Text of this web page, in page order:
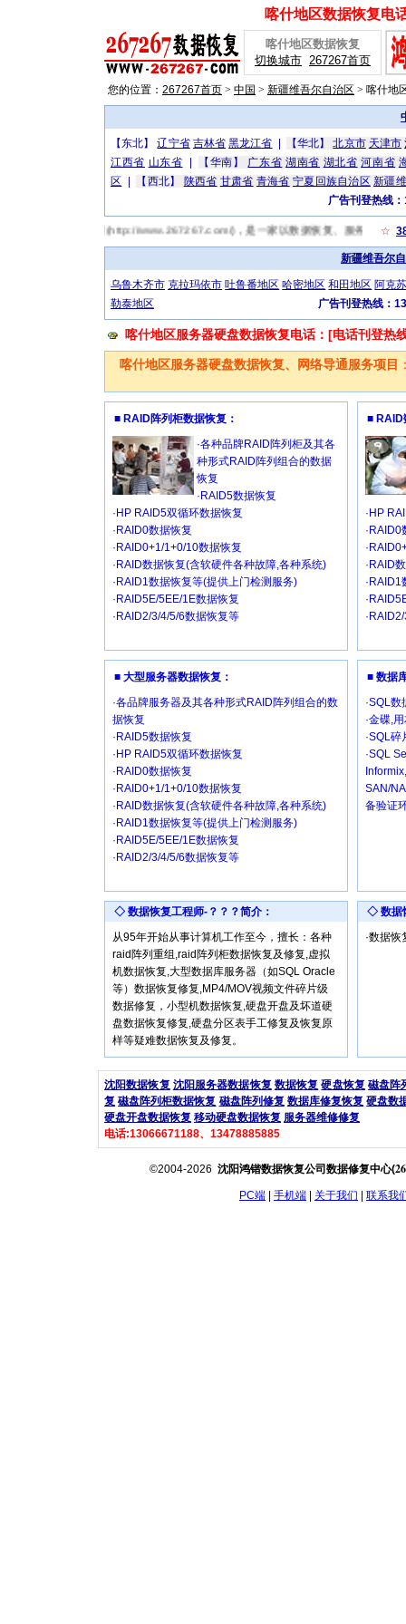
喀什地区数据恢复电
喀什地区数据恢复
切换城市 267267首页
您的位置： 267267首页 > 中国 > 新疆维吾尔自治区 > 喀什地
【东北】辽宁省 吉林省 黑龙江省 【华北】北京市 天津市
江西省 山东省 【华南】 广东省 湖南省 湖北省 河南省
区
【西北】 陕西省 甘肃省 青海省 宁夏回族自治区 新疆
广告刊登热线
什地区数据恢复网(http://www.267267.com/)，是一家以数据恢复、服务器硬盘
☆
新疆维吾尔
乌鲁木齐市 克拉玛依市 吐鲁番地区 哈密地区 和田地区 阿克
勒泰地区
广告刊登热线：
喀什地区服务器硬盘数据恢复电话：[电话刊登热
喀什地区服务器硬盘数据恢复、网络导通服务项目
■ RAID阵列柜数据恢复：
·各种品牌RAID阵列柜及其各
种形式RAID阵列组合的数据
恢复
·RAID5数据恢复
·HP RAID5双循环数据恢复
·RAID0数据恢复
·RAID0+1/1+0/10数据恢复
·RAID数据恢复(含软硬件各种故障,各种系统)
·RAID1数据恢复等(提供上门检测服务)
·RAID5E/5EE/1E数据恢复
·RAID2/3/4/5/6数据恢复等
■ RAID
·HP
·RAID0
·RAID
■ 大型服务器数据恢复：
·各品牌服务器及其各种形式RAID阵列组合的数
据恢复
·RAID5数据恢复
·HP RAID5双循环数据恢复
·RAID0数据恢复
·RAID0+1/1+0/10数据恢复
·RAID数据恢复(含软硬件各种故障,各种系统)
·RAID1数据恢复等(提供上门检测服务)
·RAID5E/5EE/1E数据恢复
·RAID2/3/4/5/6数据恢复等
■ 数据
·SQL
·金碟,
·SQL
·SQL
SAN/
备验证
◇ 数据恢复工程师-？？？简介：
从95年开始从事计算机工作至今，擅长：各种
raid阵列重组,raid阵列柜数据恢复及修复,虚拟
机数据恢复,大型数据库服务器（如SQL Oracle
等）数据恢复修复,MP4/MOV视频文件碎片级
数据修复，小型机数据恢复,硬盘开盘及坏道硬
盘数据恢复修复,硬盘分区表手工修复及恢复原
样等疑难数据恢复及修复。
◇ 数据
·数据
沈阳数据恢复 沈阳服务器数据恢复 数据恢复 硬盘恢复 磁盘阵
复 磁盘阵列柜数据恢复 磁盘阵列修复 数据库修复恢复 硬盘数
硬盘开盘数据恢复 移动硬盘数据恢复 服务器维修修复
电话:13066671188、13478885885
©2004-2026 沈阳鸿锴数据恢复公司数据修复中心(
PC端 手机端 关于我们 联系我